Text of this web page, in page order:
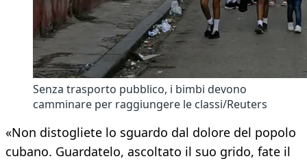
Senza trasporto pubblico, i bimbi devono
camminare per raggiungere le classi/Reuters
«Non distogliete lo sguardo dal dolore del popolo
cubano. Guardatelo, ascoltato il suo grido, fate il